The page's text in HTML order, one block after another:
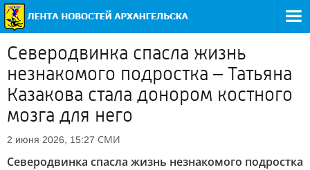
Северодвинка спасла жизнь
незнакомого подростка – Татьяна
Казакова стала донором костного
мозга для него
2 июня 2026, 15:27 СМИ
Северодвинка спасла жизнь незнакомого подростка